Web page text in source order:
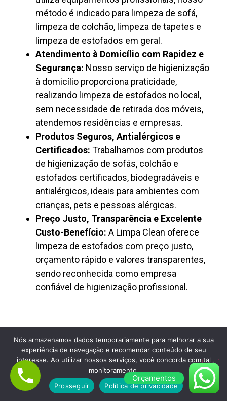
método é indicado para limpeza de sofá,
limpeza de colchão, limpeza de tapetes e
limpeza de estofados em geral.
Atendimento à Domicílio com Rapidez e
Segurança: Nosso serviço de higienização
à domicílio proporciona praticidade,
realizando limpeza de estofados no local,
sem necessidade de retirada dos móveis,
atendemos residências e empresas.
Produtos Seguros, Antialérgicos e
Certificados: Trabalhamos com produtos
de higienização de sofás, colchão e
estofados certificados, biodegradáveis e
antialérgicos, ideais para ambientes com
crianças, pets e pessoas alérgicas.
Preço Justo, Transparência e Excelente
Custo-Benefício: A Limpa Clean oferece
limpeza de estofados com preço justo,
orçamento rápido e valores transparentes,
sendo reconhecida como empresa
confiável de higienização profissional.
Lavagem de Colchão à Seco em Chácara
Flora
Empresa de Limpeza de
Orçamentos
Nós armazenamos dados temporariamente para melhorar a sua
experiência de navegação e recomendar conteúdo de seu
interesse. Ao utilizar nossos serviços, você concorda com tal
monitoramento.
Prosseguir
Política de privacidade